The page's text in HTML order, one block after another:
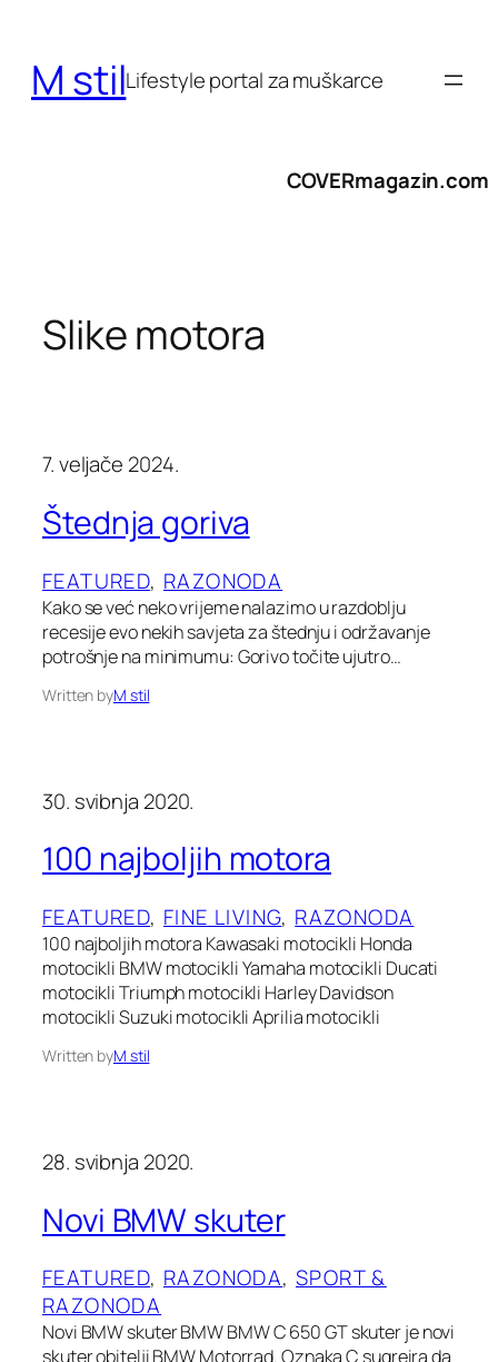
sadržaja
M stilLifestyle portal za muškarce
COVERmagazin.com
Slike motora
7. veljače 2024.
Štednja goriva
FEATURED, RAZONODA
Kako se već neko vrijeme nalazimo u razdoblju
recesije evo nekih savjeta za štednju i održavanje
potrošnje na minimumu: Gorivo točite ujutro…
Written byM stil
30. svibnja 2020.
100 najboljih motora
FEATURED, FINE LIVING, RAZONODA
100 najboljih motora Kawasaki motocikli Honda
motocikli BMW motocikli Yamaha motocikli Ducati
motocikli Triumph motocikli Harley Davidson
motocikli Suzuki motocikli Aprilia motocikli
Written byM stil
28. svibnja 2020.
Novi BMW skuter
FEATURED, RAZONODA, SPORT &
RAZONODA
Novi BMW skuter BMW BMW C 650 GT skuter je novi
skuter obitelji BMW Motorrad. Oznaka C sugreira da